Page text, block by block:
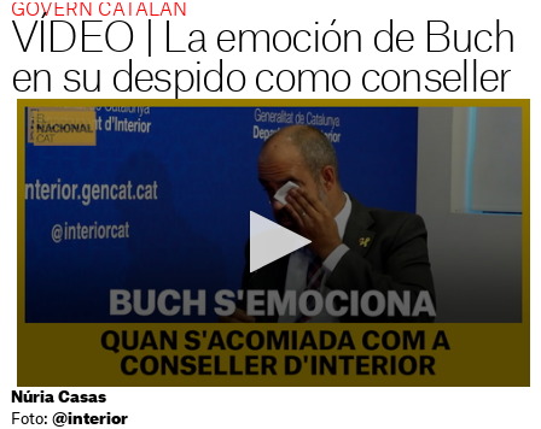
GOVERN CATALÁN
VÍDEO | La emoción de Buch
en su despido como conseller
Núria Casas
Foto: @interior